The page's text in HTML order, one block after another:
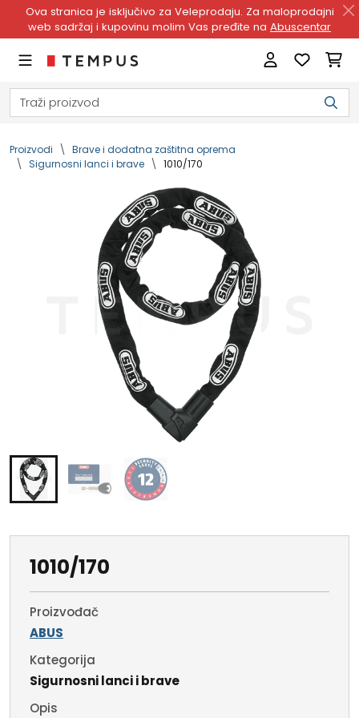
Ova stranica je isključivo za Veleprodaju. Za maloprodajni
web sadržaj i kupovinu molim Vas pređite na Abuscentar
Proizvodi
Brave i dodatna zaštitna oprema
Sigurnosni lanci i brave
1010/170
1010/170
Proizvođač
ABUS
Kategorija
Sigurnosni lanci i brave
Opis